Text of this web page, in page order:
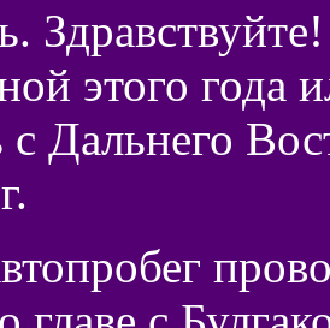
этого
с Дальнего